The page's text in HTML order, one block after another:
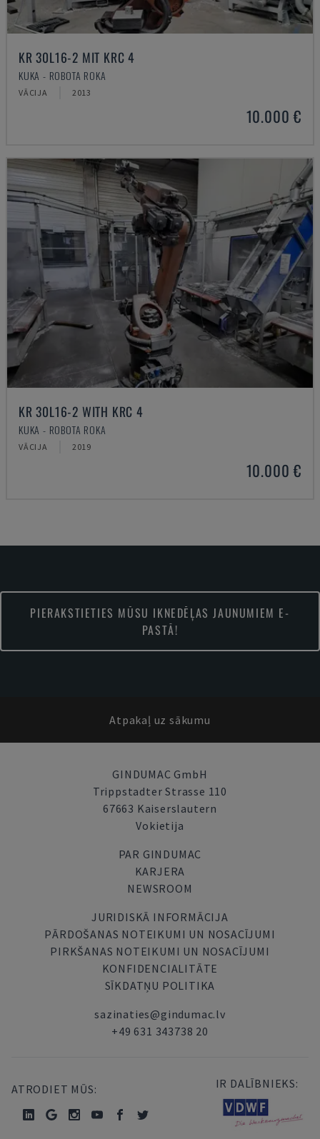
KR 30L16-2 MIT KRC 4
KUKA - ROBOTA ROKA
VĀCIJA 2013
10.000 €
KR 30L16-2 WITH KRC 4
KUKA - ROBOTA ROKA
VĀCIJA 2019
10.000 €
PIERAKSTIETIES MŪSU IKNEDĒĻAS JAUNUMIEM E-
PASTĀ!
Atpakaļ uz sākumu
GINDUMAC GmbH
Trippstadter Strasse 110
67663 Kaiserslautern
Vokietija
PAR GINDUMAC
KARJERA
NEWSROOM
JURIDISKĀ INFORMĀCIJA
PĀRDOŠANAS NOTEIKUMI UN NOSACĪJUMI
PIRKŠANAS NOTEIKUMI UN NOSACĪJUMI
KONFIDENCIALITĀTE
SĪKDATŅU POLITIKA
sazinaties@gindumac.lv
+49 631 343738 20
ATRODIET MŪS: IR DALĪBNIEKS: